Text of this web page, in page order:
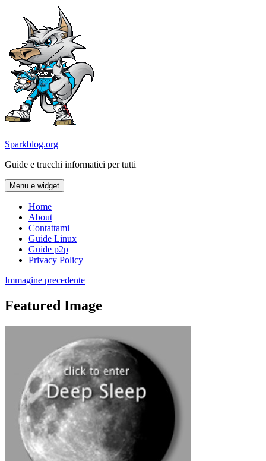
contenuto
Sparkblog.org
Guide e trucchi informatici per tutti
Menu e widget
Home
About
Contattami
Guide Linux
Guide p2p
Privacy Policy
Immagine precedente
Featured Image